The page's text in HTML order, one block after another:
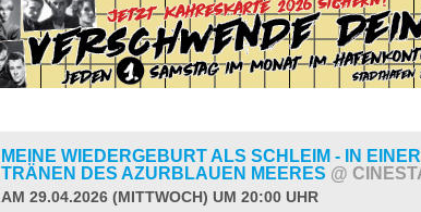
MEINE WIEDERGEBURT ALS SCHLEIM - IN
TRÄNEN DES AZURBLAUEN MEERES @
AM 29.04.2026 (MITTWOCH) UM 20:00 UHR